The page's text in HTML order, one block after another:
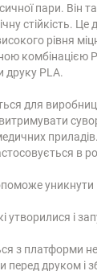
пари.
стійкість.
рівня
друку PLA.
для
приладів.
в
і
з платформи
друком і